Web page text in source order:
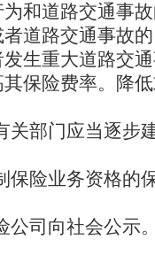
和道路交通事
道路交通事故
生重大道路交
保险费率。降
部门应当逐步
险业务资格的
司向社会公示。